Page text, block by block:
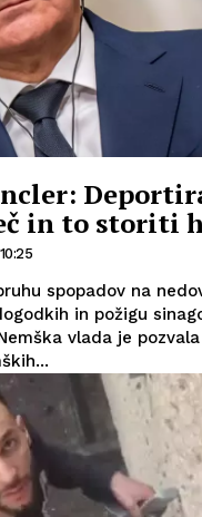
in to storiti
spopadov na
in požigu
vlada je